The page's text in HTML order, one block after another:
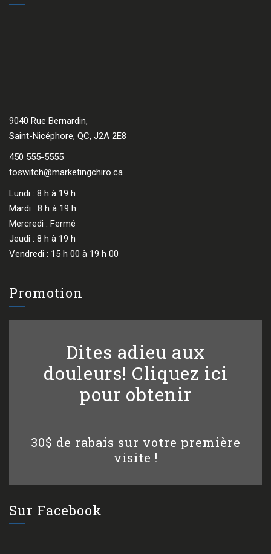
9040 Rue Bernardin,
Saint-Nicéphore, QC, J2A 2E8
450 555-5555
toswitch@marketingchiro.ca
Lundi : 8 h à 19 h
Mardi : 8 h à 19 h
Mercredi : Fermé
Jeudi : 8 h à 19 h
Vendredi : 15 h 00 à 19 h 00
Promotion
Dites adieu aux
douleurs! Cliquez ici
pour obtenir
30$ de rabais sur votre première
visite !
Sur Facebook